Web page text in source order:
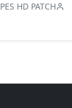
PES HD PATCH